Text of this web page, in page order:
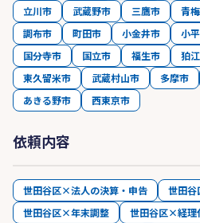
立川市
武蔵野市 三鷹市 青
調布市
町田市 小金井市 小
国分寺市
国立市 福生市 狛
東久留米市
武蔵村山市 多摩市
あきる野市
西東京市
依頼内容
世田谷区×法人の決算・申告
世田
世田谷区×年末調整
世田谷区×経理